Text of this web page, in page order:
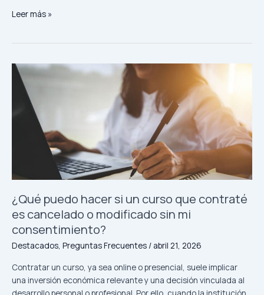
¿Pueden
yo
no
provoqué
un
arrendado?
Leer más »
¿Qué puedo hacer si un curso que contraté
es cancelado o modificado sin mi
consentimiento?
Destacados, Preguntas Frecuentes / abril 21, 2026
Contratar un curso, ya sea online o presencial, suele implicar
una inversión económica relevante y una decisión vinculada al
desarrollo personal o profesional. Por ello, cuando la institución